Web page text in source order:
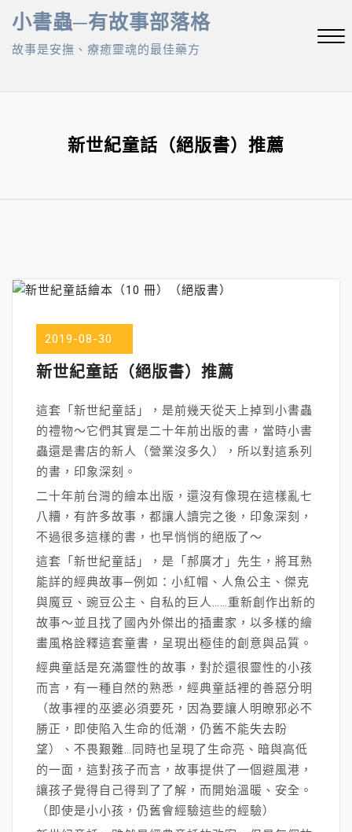
Skip
content
小書蟲─有故事部落格
故事是安撫、療癒靈魂的最佳藥方
新世紀童話（絕版書）推薦
2019-08-30
新世紀童話（絕版書）推薦
這套「新世紀童話」，是前幾天從天上掉到小書蟲
的禮物～它們其實是二十年前出版的書，當時小書
蟲還是書店的新人（營業沒多久），所以對這系列
的書，印象深刻。
二十年前台灣的繪本出版，還沒有像現在這樣亂七
八糟，有許多故事，都讓人讀完之後，印象深刻，
不過很多這樣的書，也早悄悄的絕版了～
這套「新世紀童話」，是「郝廣才」先生，將耳熟
能詳的經典故事─例如：小紅帽、人魚公主、傑克
與魔豆、豌豆公主、自私的巨人……重新創作出新的
故事～並且找了國內外傑出的插畫家，以多樣的繪
畫風格詮釋這套童書，呈現出極佳的創意與品質。
經典童話是充滿靈性的故事，對於還很靈性的小孩
而言，有一種自然的熟悉，經典童話裡的善惡分明
（故事裡的巫婆必須要死，因為要讓人明暸邪必不
勝正，即使陷入生命的低潮，仍舊不能失去盼
望）、不畏艱難…同時也呈現了生命亮、暗與高低
的一面，這對孩子而言，故事提供了一個避風港，
讓孩子覺得自己得到了了解，而開始溫暖、安全。
（即使是小小孩，仍舊會經驗這些的經驗）